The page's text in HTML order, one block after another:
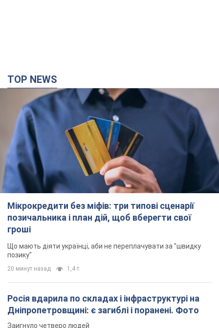
TOP NEWS
Мікрокредити без міфів: три типові сценарії
позичальника і план дій, щоб вберегти свої
гроші
Що мають діяти українці, аби не переплачувати за "швидку
позику"
20 минут назад 1,4 т.
Росія вдарила по складах і інфраструктурі на
Дніпропетровщині: є загиблі і поранені. Фото
Заигнуло четверо людей